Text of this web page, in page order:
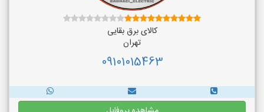
کالای برق بقایی
تهران
09101015463